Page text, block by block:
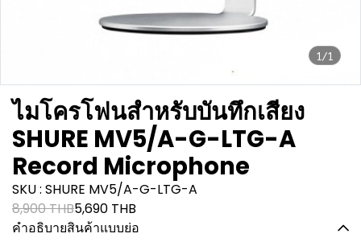
1/1
ไมโครโฟนสำหรับบันทึกเสียง
SHURE MV5/A-G-LTG-A
Record Microphone
SKU : SHURE MV5/A-G-LTG-A
8,900 THB5,690 THB
คำอธิบายสินค้าแบบย่อ